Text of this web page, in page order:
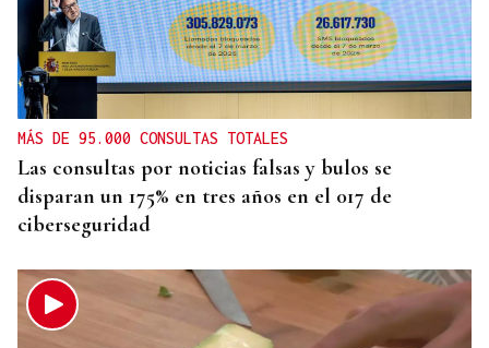
MÁS DE 95.000 CONSULTAS TOTALES
Las consultas por noticias falsas y bulos se
disparan un 175% en tres años en el 017 de
ciberseguridad